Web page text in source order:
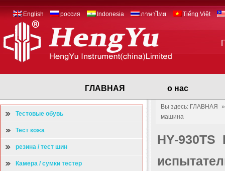
Tiếng Việt
ภาษาไทย
Indonesia
россия
English
ГЛАВНАЯ о нас
Тестовые обувь
Тест кожа
резина / тест шин
Камера / сумки тестер
Вы здесь: ГЛАВНАЯ
машина
HY-